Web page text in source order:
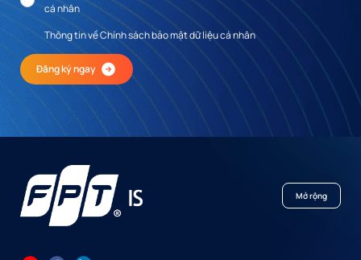
cá nhân
Thông tin về Chính sách bảo mật dữ liệu cá nhân
Đăng ký ngay
Mở rộng